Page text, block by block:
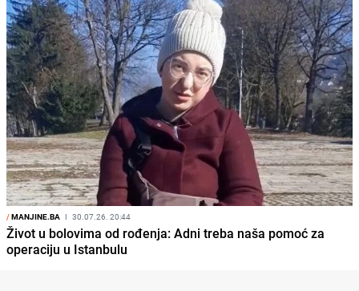
/MANJINE.BA I 30.07.26. 20:44
Život u bolovima od rođenja: Adni treba naša pomoć za
operaciju u Istanbulu